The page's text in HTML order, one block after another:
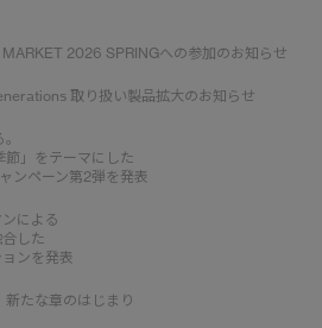
2026 SPRINGへの参加のお知らせ
取り扱い製品拡大のお知らせ
節」をテーマにした
ンペーン第2弾を発表
による
した
ンを発表
たな章のはじまり